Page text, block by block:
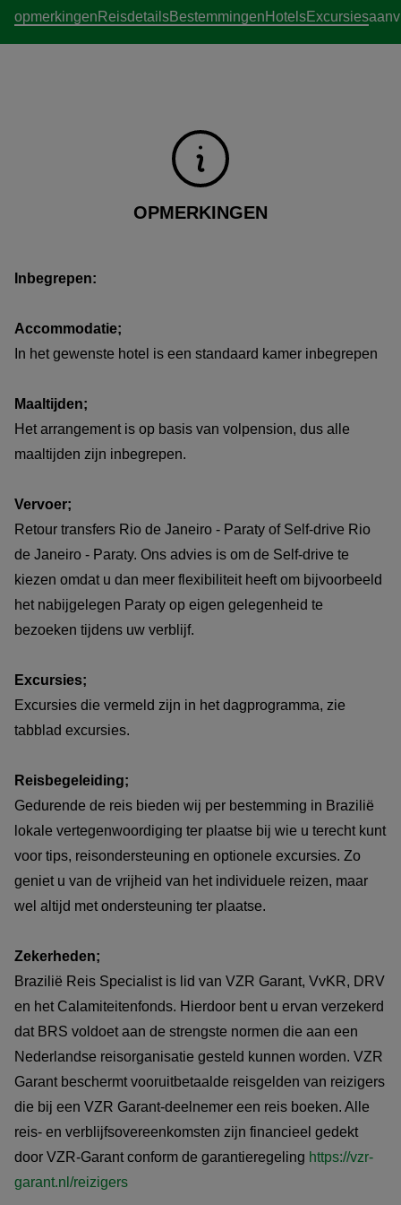
opmerkingenReisdetailsBestemmingenHotelsExcursies
OPMERKINGEN
Inbegrepen:
Accommodatie;
In het gewenste hotel is een standaard kamer inbegrepen
Maaltijden;
Het arrangement is op basis van volpension, dus alle
maaltijden zijn inbegrepen.
Vervoer;
Retour transfers Rio de Janeiro - Paraty of Self-drive Rio
de Janeiro - Paraty. Ons advies is om de Self-drive te
kiezen omdat u dan meer flexibiliteit heeft om bijvoorbeeld
het nabijgelegen Paraty op eigen gelegenheid te
bezoeken tijdens uw verblijf.
Excursies;
Excursies die vermeld zijn in het dagprogramma, zie
tabblad excursies.
Reisbegeleiding;
Gedurende de reis bieden wij per bestemming in Brazilië
lokale vertegenwoordiging ter plaatse bij wie u terecht kunt
voor tips, reisondersteuning en optionele excursies. Zo
geniet u van de vrijheid van het individuele reizen, maar
wel altijd met ondersteuning ter plaatse.
Zekerheden;
Brazilië Reis Specialist is lid van VZR Garant, VvKR, DRV
en het Calamiteitenfonds. Hierdoor bent u ervan verzekerd
dat BRS voldoet aan de strengste normen die aan een
Nederlandse reisorganisatie gesteld kunnen worden. VZR
Garant beschermt vooruitbetaalde reisgelden van reizigers
die bij een VZR Garant-deelnemer een reis boeken. Alle
reis- en verblijfsovereenkomsten zijn financieel gedekt
door VZR-Garant conform de garantieregeling https://vzr-
garant.nl/reizigers